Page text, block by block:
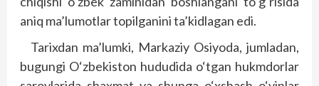
aniq ma’lumotlar topilganini ta’kidlagan edi.
Tarixdan ma’lumki, Markaziy Osiyoda, jumladan,
bugungi O‘zbekiston hududida o‘tgan hukmdorlar